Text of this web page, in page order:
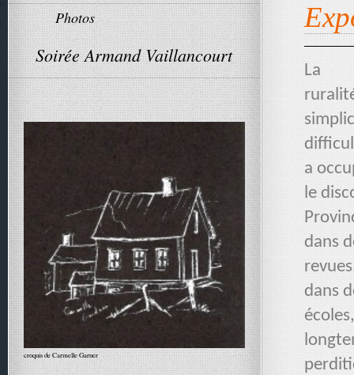
Photos
Soirée Armand Vaillancourt
croquis de Carmelle Garner
La
a
le
dans
dans